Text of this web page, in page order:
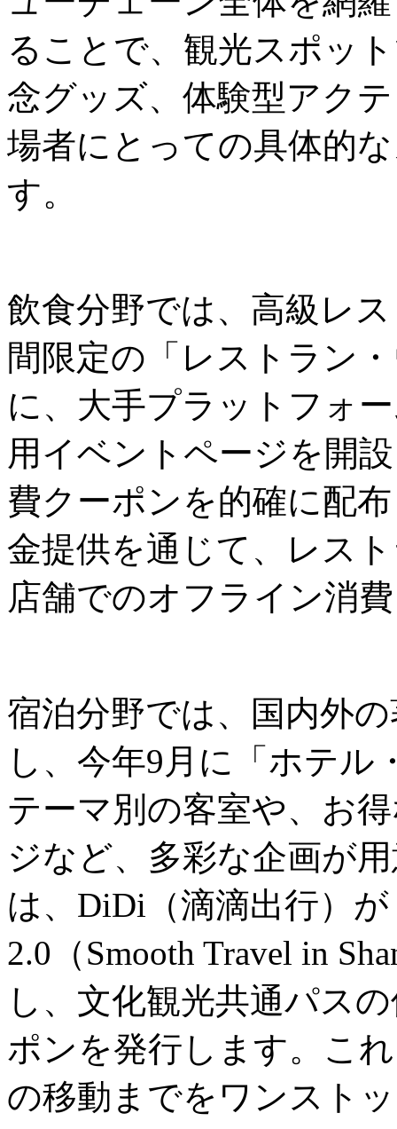
ることで、観光スポッ
念グッズ、体験型アク
場者にとっての具体的
す。
飲食分野では、高級レ
間限定の「レストラン
に、大手プラットフォ
用イベントページを開
費クーポンを的確に配
金提供を通じて、レス
店舗でのオフライン消
宿泊分野では、国内外
し、今年9月に「ホテル
テーマ別の客室や、お
ジなど、多彩な企画が
は、DiDi（滴滴出行）
2.0（Smooth Travel in
し、文化観光共通パス
ポンを発行します。こ
の移動までをワンスト